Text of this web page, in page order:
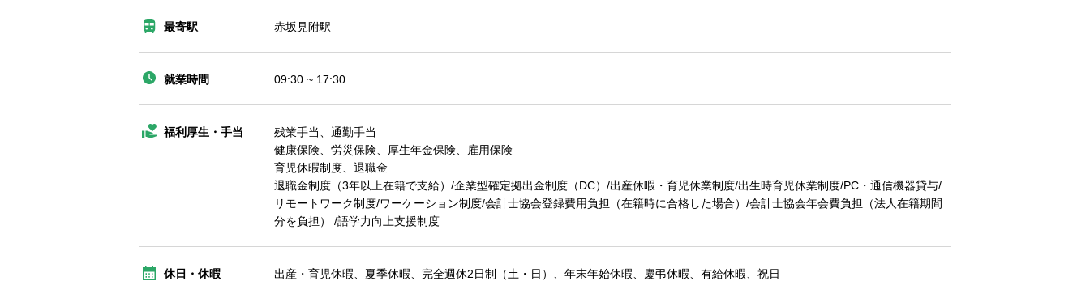
最寄駅 赤坂見附駅
就業時間 09:30 ~ 17:30
福利厚生・手当
残業手当、通勤手当
健康保険、労災保険、厚生年金保険、雇用保険
育児休暇制度、退職金
退職金制度（3年以上在籍で支給）/企業型確定拠出金制度（DC）/出産休暇・育児休業制度/出生時育児休業制度/PC・通信機器貸与/
リモートワーク制度/ワーケーション制度/会計士協会登録費用負担（在籍時に合格した場合）/会計士協会年会費負担（法人在籍期間
分を負担） /語学力向上支援制度
休日・休暇 出産・育児休暇、夏季休暇、完全週休2日制（土・日）、年末年始休暇、慶弔休暇、有給休暇、祝日